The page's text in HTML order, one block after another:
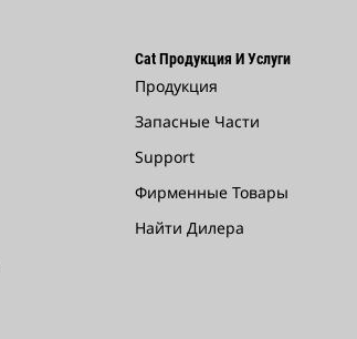
Cat Продукция И Услуги
Продукция
Запасные Части
Support
Фирменные Товары
Найти Дилера